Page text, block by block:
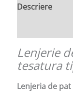
Descriere
Lenjerie
tesatura
Lenjeria de pat